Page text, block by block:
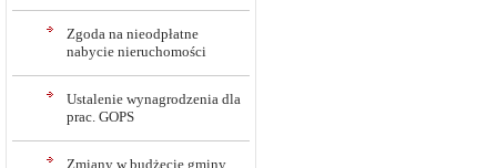
Zgoda na nieodpłatne
nabycie nieruchomości
Ustalenie wynagrodzenia dla
prac. GOPS
Zmiany w budżecie gminy